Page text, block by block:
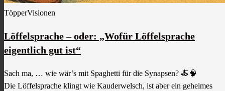
TöpperVisionen
Löffelsprache – oder: „Wofür Löffelsprache
eigentlich gut ist“
Sach ma, … wie wär’s mit Spaghetti für die Synapsen? 🍝🧠
Die Löffelsprache klingt wie Kauderwelsch, ist aber ein geheimes